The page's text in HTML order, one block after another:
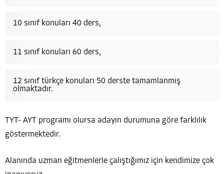
10 sınıf konuları 40 ders,
11 sınıf konuları 60 ders,
12 sınıf türkçe konuları 50 derste tamamlanmış
olmaktadır.
TYT- AYT programı olursa adayın durumuna göre farklılık
göstermektedir.
Alanında uzman eğitmenlerle çalıştığımız için kendimize çok